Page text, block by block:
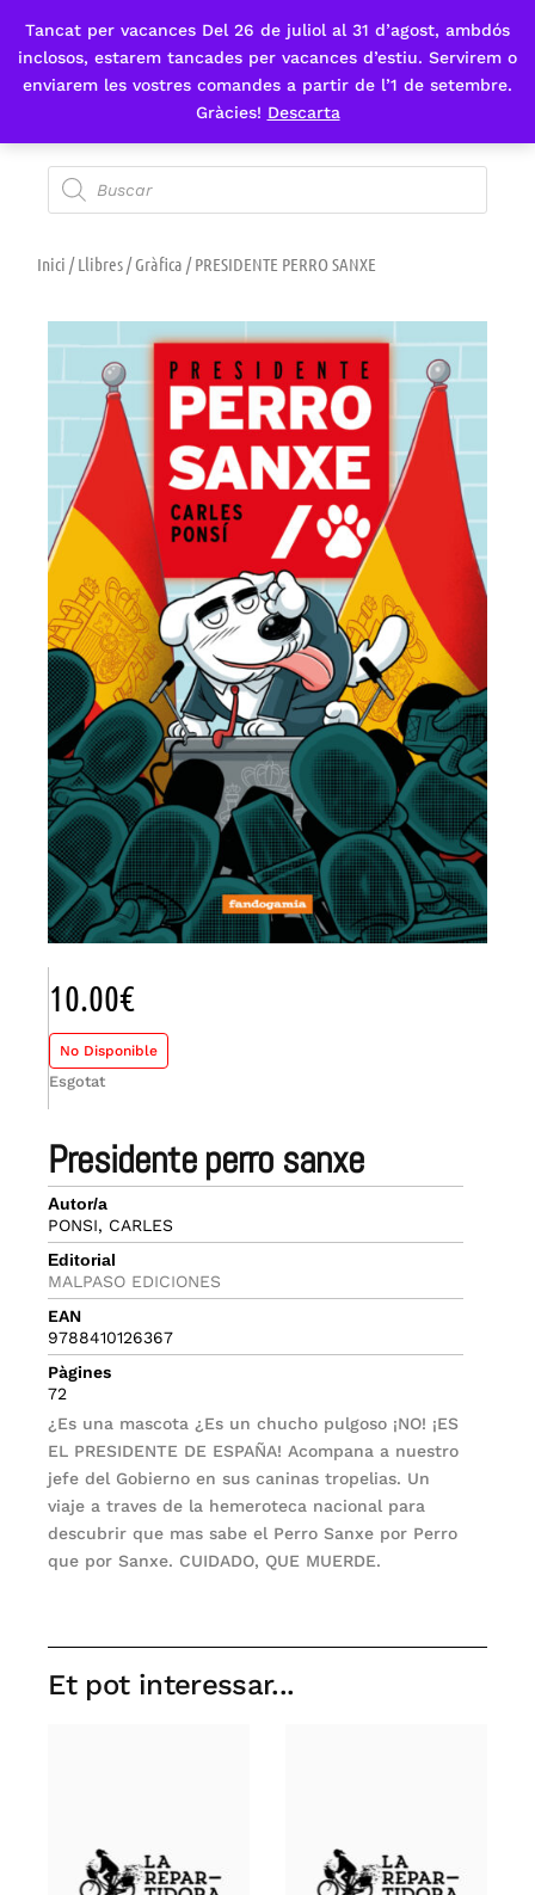
Tancat per vacances Del 26 de juliol al 31 d’agost, ambdós
inclosos, estarem tancades per vacances d’estiu. Servirem o
enviarem les vostres comandes a partir de l’1 de setembre.
Gràcies! Descarta
Fes-te'n sòcia
Inici /Llibres/Gràfica / PRESIDENTE PERRO SANXE
presidente perro sanxe
Autor/a
PONSI, CARLES
Editorial
MALPASO EDICIONES
EAN
9788410126367
Pàgines
72
¿Es una mascota ¿Es un chucho pulgoso ¡NO! ¡ES
EL PRESIDENTE DE ESPAÑA! Acompana a nuestro
jefe del Gobierno en sus caninas tropelias. Un
viaje a traves de la hemeroteca nacional para
descubrir que mas sabe el Perro Sanxe por Perro
que por Sanxe. CUIDADO, QUE MUERDE.
10.00€
No Disponible
Esgotat
Et pot interessar...